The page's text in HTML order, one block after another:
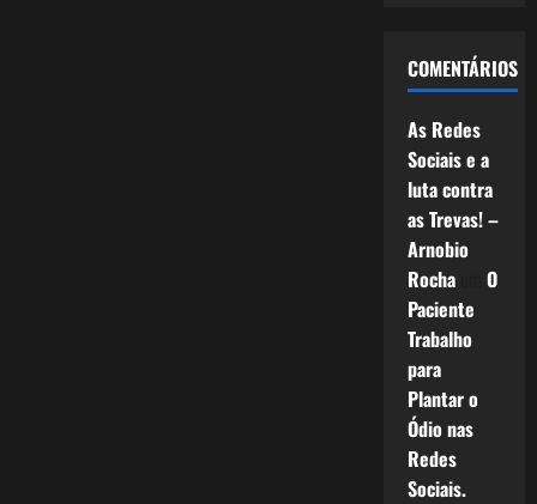
COMENTÁRIOS
As Redes
Sociais e a
luta contra
as Trevas! –
Arnobio
Rochaem O
Paciente
Trabalho
para
Plantar o
Ódio nas
Redes
Sociais.